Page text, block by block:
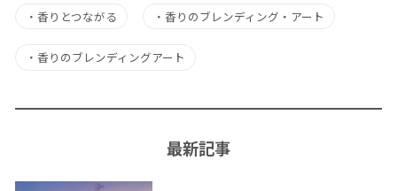
・ 香りとつながる ・ 香りのブレンディング・アート
・ 香りのブレンディングアート
最新記事